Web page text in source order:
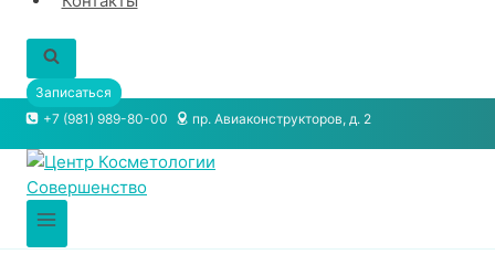
Записаться
+7 (981) 989-80-00
пр. Авиаконструкторов, д. 2